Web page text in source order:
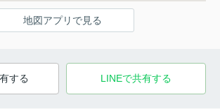
地図アプリで見る
する LINEで共有する